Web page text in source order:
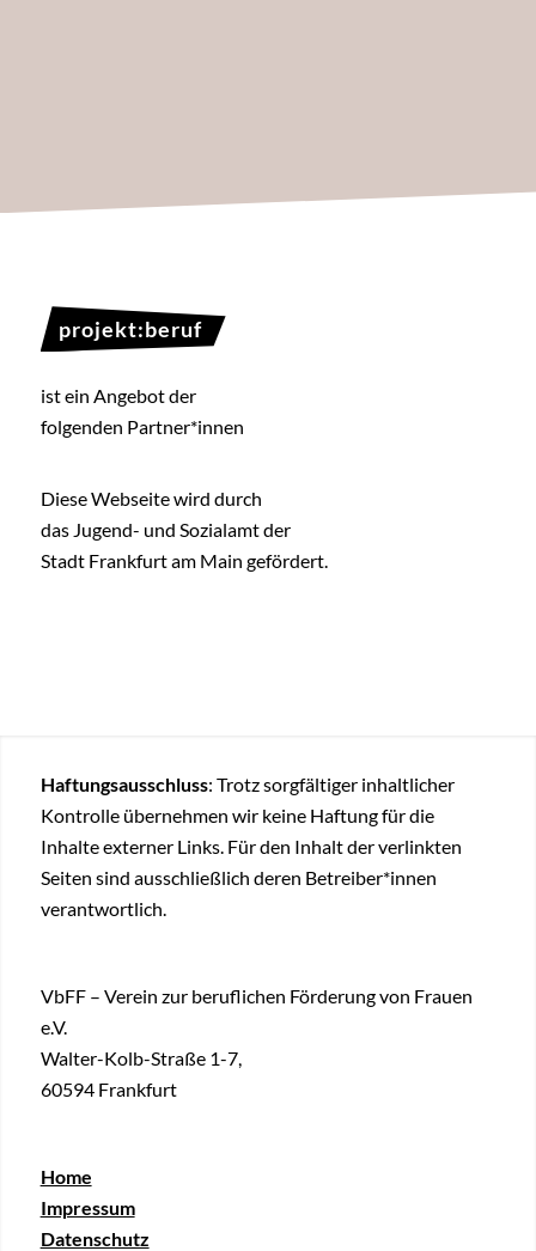
projekt:beruf
ist ein Angebot der
folgenden Partner*innen
Diese Webseite wird durch
das Jugend- und Sozialamt der
Stadt Frankfurt am Main gefördert.
Haftungsausschluss: Trotz sorgfältiger inhaltlicher
Kontrolle übernehmen wir keine Haftung für die
Inhalte externer Links. Für den Inhalt der verlinkten
Seiten sind ausschließlich deren Betreiber*innen
verantwortlich.
VbFF – Verein zur beruflichen Förderung von Frauen
e.V.
Walter-Kolb-Straße 1-7,
60594 Frankfurt
Home
Impressum
Datenschutz